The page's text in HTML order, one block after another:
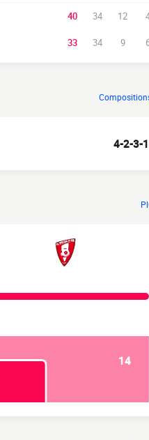
40 34 12
33 34 9
4-2-3-1
14